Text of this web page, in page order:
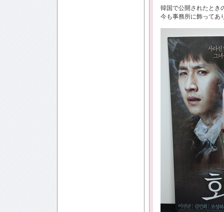
韓国で公開されたとき
今も事務所に飾ってあ